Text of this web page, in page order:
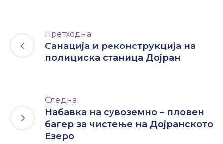
Претходна
Санација и реконструкција на
полициска станица Дојран
Следна
Набавка на сувоземно – пловен
багер за чистење на Дојранското
Езеро